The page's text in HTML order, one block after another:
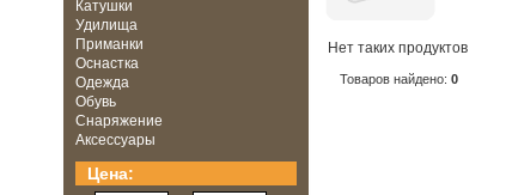
Нет таких продуктов
Товаров найдено: 0
Катушки
Удилища
Приманки
Оснастка
Одежда
Обувь
Снаряжение
Аксессуары
Цена: